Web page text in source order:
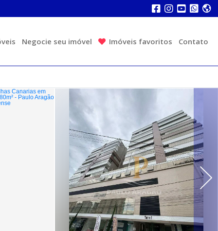
Negocie seu imóvel Imóveis favoritos Contato